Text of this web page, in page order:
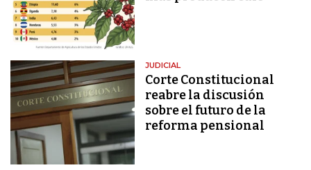
JUDICIAL
Corte Constitucional
reabre la discusión
sobre el futuro de la
reforma pensional